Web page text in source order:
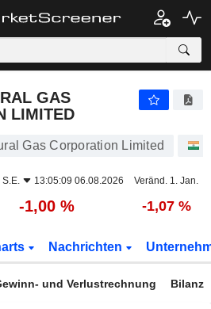
GAS
LIMITED
Gas Corporation Limited
S.E. 13:05:09 06.08.2026 Veränd. 1. Jan.
-1,00 % -1,07 %
Nachrichten
und Verlustrechnung Bilanz